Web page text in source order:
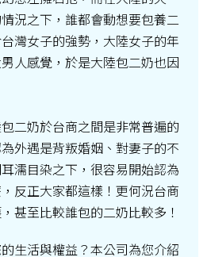
況之下，誰都會動想要包養二
灣女子的強勢，大陸女子的年
人感覺，於是大陸包二奶也因
二奶於台商之間是非常普遍的
外遇是背叛婚姻、對妻子的不
濡目染之下，很容易開始認為
反正大家都這樣！更何況台商
甚至比較誰包的二奶比較多！
生活與權益？本公司為您介紹